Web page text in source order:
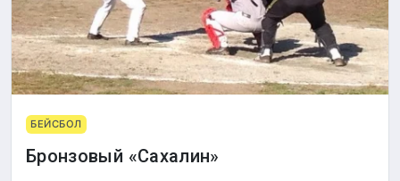
БЕЙСБОЛ
Бронзовый «Сахалин»